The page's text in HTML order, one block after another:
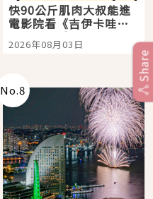
快90公斤肌肉大叔能進
電影院看《吉伊卡哇》
嗎？日本重金屬樂團
「打首」會長與nagano
2026年08月03日
No.8
Share